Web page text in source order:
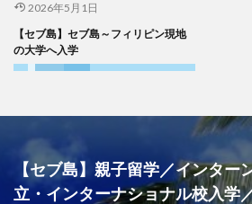
2026年5月1日
【セブ島】セブ島～フィリピン現地
の大学へ入学
【セブ島】親子留学／インター
立・インターナショナル校入学